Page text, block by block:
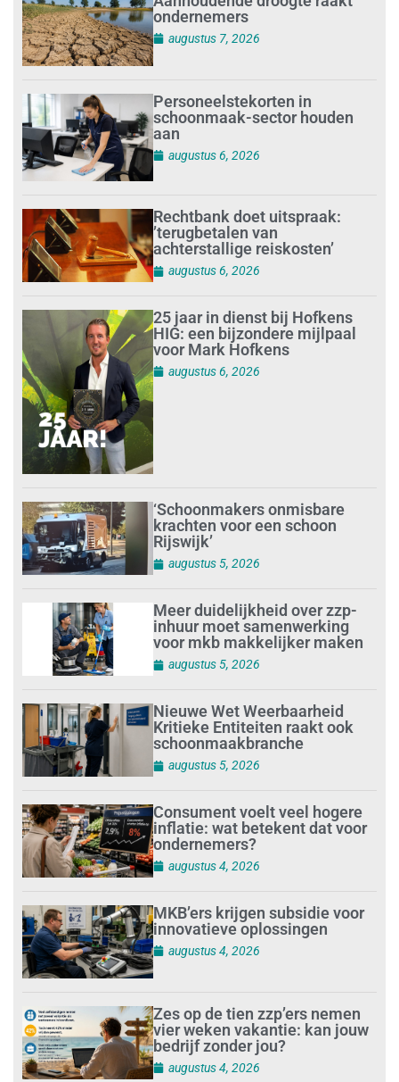
ondernemers
augustus 7, 2026
Personeelstekorten in
schoonmaak-sector houden
aan
augustus 6, 2026
Rechtbank doet uitspraak:
’terugbetalen van
achterstallige reiskosten’
augustus 6, 2026
25 jaar in dienst bij Hofkens
HIG: een bijzondere mijlpaal
voor Mark Hofkens
augustus 6, 2026
‘Schoonmakers onmisbare
krachten voor een schoon
Rijswijk’
augustus 5, 2026
Meer duidelijkheid over zzp-
inhuur moet samenwerking
voor mkb makkelijker maken
augustus 5, 2026
Nieuwe Wet Weerbaarheid
Kritieke Entiteiten raakt ook
schoonmaakbranche
augustus 5, 2026
Consument voelt veel hogere
inflatie: wat betekent dat voor
ondernemers?
augustus 4, 2026
MKB’ers krijgen subsidie voor
innovatieve oplossingen
augustus 4, 2026
Zes op de tien zzp’ers nemen
vier weken vakantie: kan jouw
bedrijf zonder jou?
augustus 4, 2026